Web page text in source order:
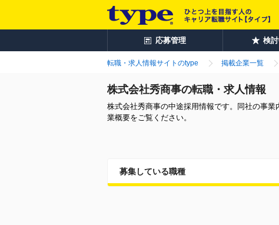
応募管理 検
転職・求人情報サイトのtype 掲載企業一覧
株式会社秀商事の転職・求人情報
株式会社秀商事の中途採用情報です。同社の事
業概要をご覧ください。
募集している職種